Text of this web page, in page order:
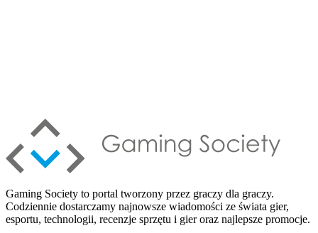
Gaming Society to portal tworzony przez graczy dla graczy.
Codziennie dostarczamy najnowsze wiadomości ze świata gier,
esportu, technologii, recenzje sprzętu i gier oraz najlepsze promocje.